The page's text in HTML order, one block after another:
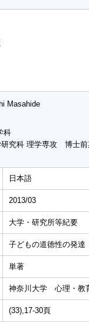
Masahide
科
究科 理学専攻 博士前
日本語
2013/03
大学・研究所等紀要
子どもの道徳性の発
単著
神奈川大学 心理・教
(33),17-30頁